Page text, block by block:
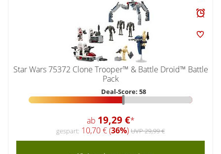
Star Wars 75372 Clone Trooper™ & Battle Droid™ Battle
Pack
Deal-Score: 58
ab 19,29 €*
gespart: 10,70 € (36%) UVP 29,99 €